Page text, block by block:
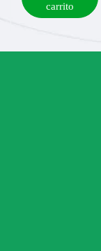
carrito